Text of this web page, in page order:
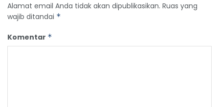
Alamat email Anda tidak akan dipublikasikan. Ruas yang
wajib ditandai *
Komentar *